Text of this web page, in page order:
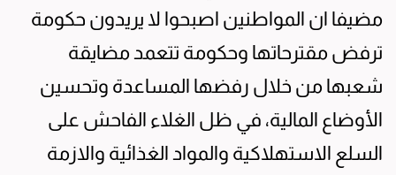
مضيفا ان المواطنين اصبحوا لا يريدون حكومة
ترفض مقترحاتها وحكومة تتعمد مضايقة
شعبها من خلال رفضها المساعدة وتحسين
الأوضاع المالية، في ظل الغلاء الفاحش على
السلع الاستهلاكية والمواد الغذائية والازمة